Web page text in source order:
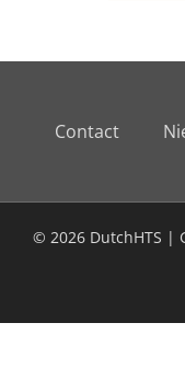
Contact
© 2026 DutchHTS |